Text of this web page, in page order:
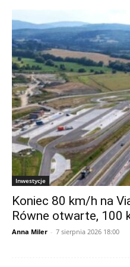
Inwestycje
Koniec 80 km/h na
Równe otwarte, 100
Anna Miler - 7 sierpnia 2026 18:00